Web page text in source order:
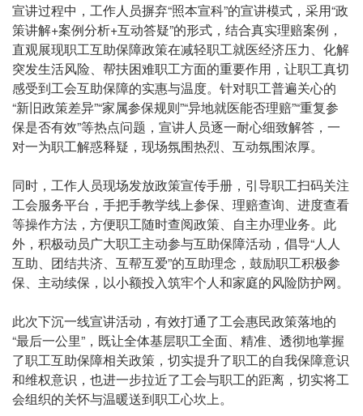
宣讲过程中，工作人员摒弃“照本宣科”的宣讲模式，采用“政
策讲解+案例分析+互动答疑”的形式，结合真实理赔案例，
直观展现职工互助保障政策在减轻职工就医经济压力、化解
突发生活风险、帮扶困难职工方面的重要作用，让职工真切
感受到工会互助保障的实惠与温度。针对职工普遍关心的
“新旧政策差异”“家属参保规则”“异地就医能否理赔”“重复参
保是否有效”等热点问题，宣讲人员逐一耐心细致解答，一
对一为职工解惑释疑，现场氛围热烈、互动氛围浓厚。
同时，工作人员现场发放政策宣传手册，引导职工扫码关注
工会服务平台，手把手教学线上参保、理赔查询、进度查看
等操作方法，方便职工随时查阅政策、自主办理业务。此
外，积极动员广大职工主动参与互助保障活动，倡导“人人
互助、团结共济、互帮互爱”的互助理念，鼓励职工积极参
保、主动续保，以小额投入筑牢个人和家庭的风险防护网。
此次下沉一线宣讲活动，有效打通了工会惠民政策落地的
“最后一公里”，既让全体基层职工全面、精准、透彻地掌握
了职工互助保障相关政策，切实提升了职工的自我保障意识
和维权意识，也进一步拉近了工会与职工的距离，切实将工
会组织的关怀与温暖送到职工心坎上。